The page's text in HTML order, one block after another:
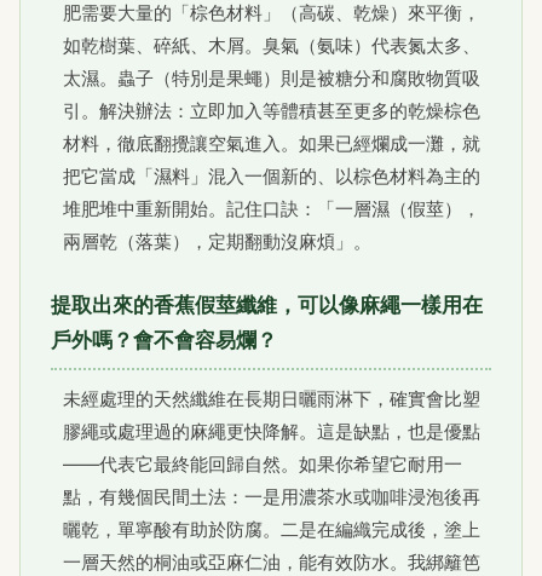
肥需要大量的「棕色材料」（高碳、乾燥）來平衡，
如乾樹葉、碎紙、木屑。臭氣（氨味）代表氮太多、
太濕。蟲子（特別是果蠅）則是被糖分和腐敗物質吸
引。解決辦法：立即加入等體積甚至更多的乾燥棕色
材料，徹底翻攪讓空氣進入。如果已經爛成一灘，就
把它當成「濕料」混入一個新的、以棕色材料為主的
堆肥堆中重新開始。記住口訣：「一層濕（假莖），
兩層乾（落葉），定期翻動沒麻煩」。
提取出來的香蕉假莖纖維，可以像麻繩一樣用在
戶外嗎？會不會容易爛？
未經處理的天然纖維在長期日曬雨淋下，確實會比塑
膠繩或處理過的麻繩更快降解。這是缺點，也是優點
——代表它最終能回歸自然。如果你希望它耐用一
點，有幾個民間土法：一是用濃茶水或咖啡浸泡後再
曬乾，單寧酸有助於防腐。二是在編織完成後，塗上
一層天然的桐油或亞麻仁油，能有效防水。我綁籬笆